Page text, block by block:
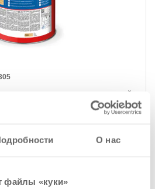
О нас
файлы «куки»
растворителя для террас, садовой
внутри помещений